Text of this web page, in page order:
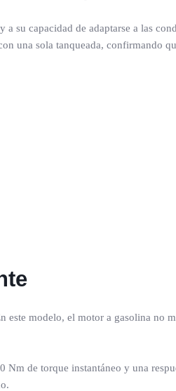
capacidad de adaptarse a las
una sola tanqueada, confirmando
modelo, el motor a gasolina no
de torque instantáneo y una